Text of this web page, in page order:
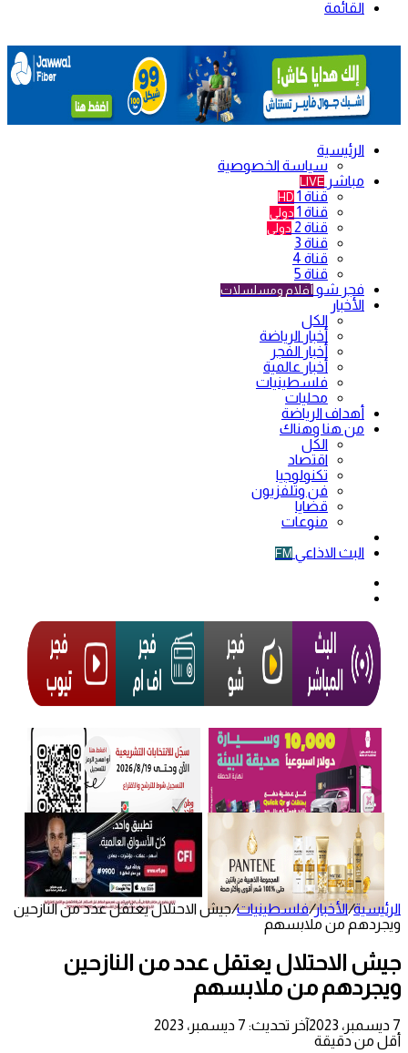
القائمة
الرئيسية
سياسة الخصوصية
مباشر LIVE
قناة 1 HD
قناة 1 دولي
قناة 2 دولي
قناة 3
قناة 4
قناة 5
فجر شو أفلام ومسلسلات
الأخبار
الكل
أخبار الرياضة
أخبار الفجر
أخبار عالمية
فلسطينيات
محليات
أهداف الرياضة
من هنا وهناك
الكل
اقتصاد
تكنولوجيا
فن وتلفزيون
قضايا
منوعات
البث الاذاعي FM
الرئيسية/الأخبار/فلسطينيات/جيش الاحتلال يعتقل عدد من النازحين
ويجردهم من ملابسهم
جيش الاحتلال يعتقل عدد من النازحين
ويجردهم من ملابسهم
7 ديسمبر، 2023
آخر تحديث: 7 ديسمبر، 2023
أقل من دقيقة